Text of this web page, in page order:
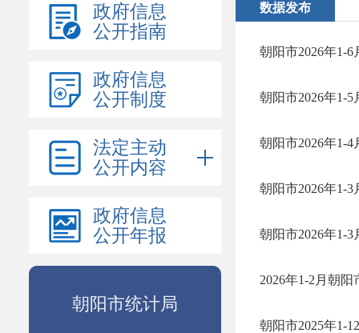
政府信息
公开指南
政府信息
公开制度
法定主动
公开内容
政府信息
公开年报
朝阳市统计局
数据发布
朝阳市2026年1-
朝阳市2026年1-
朝阳市2026年1-
朝阳市2026年1-
朝阳市2026年1-
2026年1-2月朝
朝阳市2025年1-